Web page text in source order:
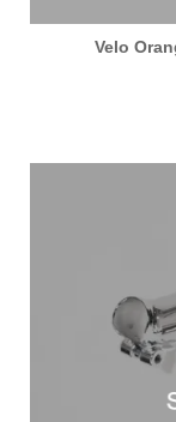
Velo